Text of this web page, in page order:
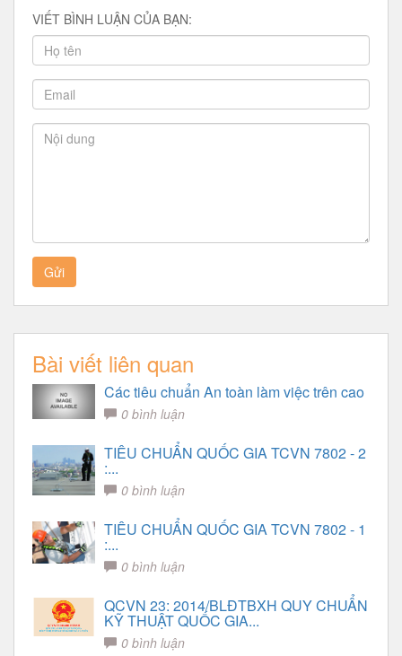
VIẾT BÌNH LUẬN CỦA BẠN:
Gửi
Bài viết liên quan
Các tiêu chuẩn An toàn làm việc trên cao
0 bình luận
TIÊU CHUẨN QUỐC GIA TCVN 7802 - 2
:...
0 bình luận
TIÊU CHUẨN QUỐC GIA TCVN 7802 - 1
:...
0 bình luận
QCVN 23: 2014/BLĐTBXH QUY CHUẨN
KỸ THUẬT QUỐC GIA...
0 bình luận